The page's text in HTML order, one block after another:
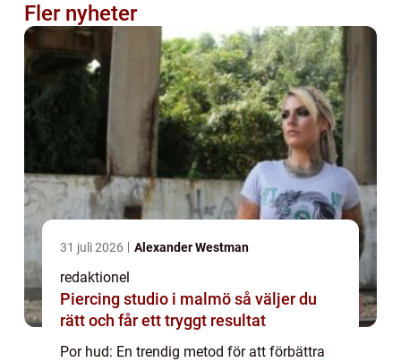
Fler nyheter
31 juli 2026 Alexander Westman
redaktionel
Piercing studio i malmö så väljer du
rätt och får ett tryggt resultat
Por hud: En trendig metod för att förbättra